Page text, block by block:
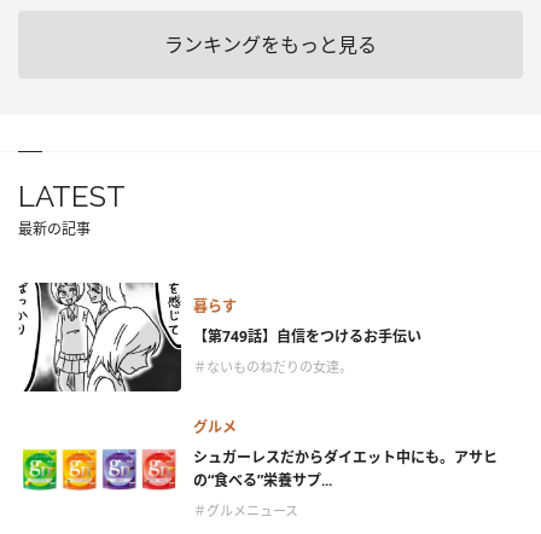
ランキングをもっと見る
LATEST
最新の記事
暮らす
【第749話】自信をつけるお手伝い
＃ないものねだりの女達。
グルメ
シュガーレスだからダイエット中にも。アサヒ
の“食べる”栄養サプ...
＃グルメニュース